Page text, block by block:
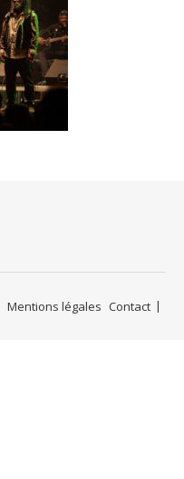
Mentions légales Contact